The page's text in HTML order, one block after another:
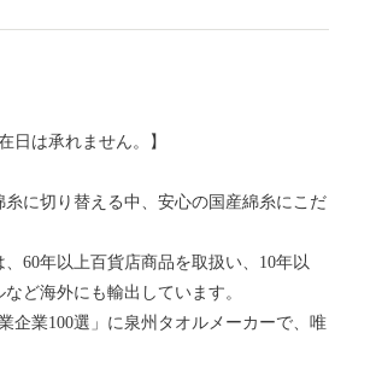
日は承れません。】
に切り替える中、安心の国産綿糸にこだ
60年以上百貨店商品を取扱い、10年以
ど海外にも輸出しています。
企業100選」に泉州タオルメーカーで、唯